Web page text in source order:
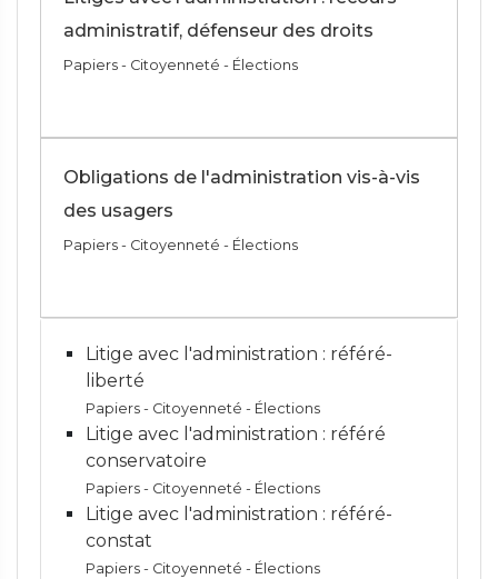
administratif, défenseur des droits
Papiers - Citoyenneté - Élections
Obligations de l'administration vis-à-vis
des usagers
Papiers - Citoyenneté - Élections
Litige avec l'administration : référé-
liberté
Papiers - Citoyenneté - Élections
Litige avec l'administration : référé
conservatoire
Papiers - Citoyenneté - Élections
Litige avec l'administration : référé-
constat
Papiers - Citoyenneté - Élections